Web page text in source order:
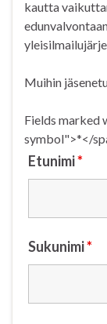
kautta
Muihin
Fields marked
symbol">*</
Etunimi*
Sukunimi*